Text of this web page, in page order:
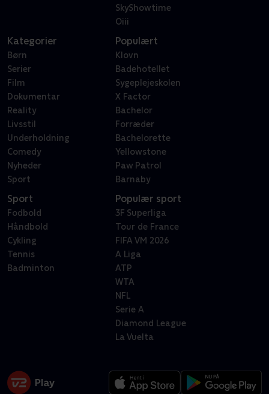
SkyShowtime
Oiii
Kategorier
Børn
Serier
Film
Dokumentar
Reality
Livsstil
Underholdning
Comedy
Nyheder
Sport
Populært
Klovn
Badehotellet
Sygeplejeskolen
X Factor
Bachelor
Forræder
Bachelorette
Yellowstone
Paw Patrol
Barnaby
Sport
Fodbold
Håndbold
Cykling
Tennis
Badminton
Populær sport
3F Superliga
Tour de France
FIFA VM 2026
A Liga
ATP
WTA
NFL
Serie A
Diamond League
La Vuelta